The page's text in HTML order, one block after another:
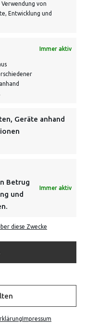
von
Entwicklung und
Immer aktiv
Geräte anhand
Betrug
und
Immer aktiv
diese Zwecke
Impressum